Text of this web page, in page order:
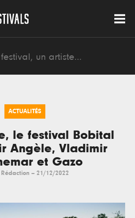
ACTUALITÉS
le festival Bobital
Angèle, Vladimir
et Gazo
Rédaction -- 21/12/2022